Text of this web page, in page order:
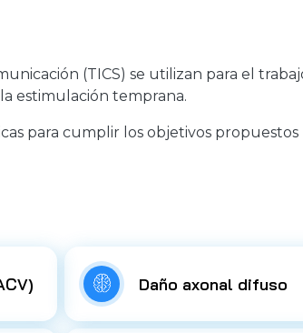
(TICS) se utilizan para el
estimulación temprana.
para cumplir los objetivos propuestos
Daño axonal difuso